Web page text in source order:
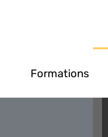
Formations